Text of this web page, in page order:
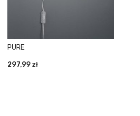
PURE
297,99 zł